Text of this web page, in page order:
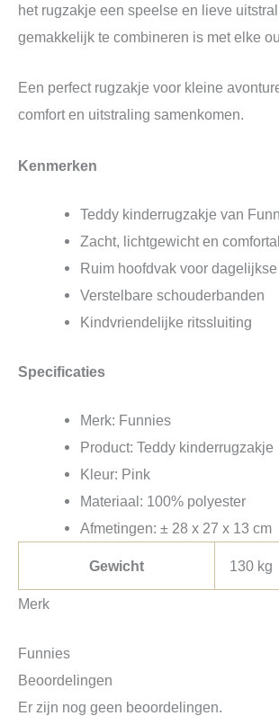
het rugzakje een speelse en lieve
gemakkelijk te combineren is met elke
Een perfect rugzakje voor kleine
comfort en uitstraling samenkomen.
Kenmerken
Teddy kinderrugzakje van
Zacht, lichtgewicht en
Ruim hoofdvak voor
Verstelbare schouderbanden
Kindvriendelijke ritssluiting
Specificaties
Merk: Funnies
Product: Teddy kinderrugzakje
Kleur: Pink
Materiaal: 100% polyester
Afmetingen: ± 28 x 27 x 13 cm
Gewicht 130 kg
Merk
Funnies
Beoordelingen
Er zijn nog geen beoordelingen.